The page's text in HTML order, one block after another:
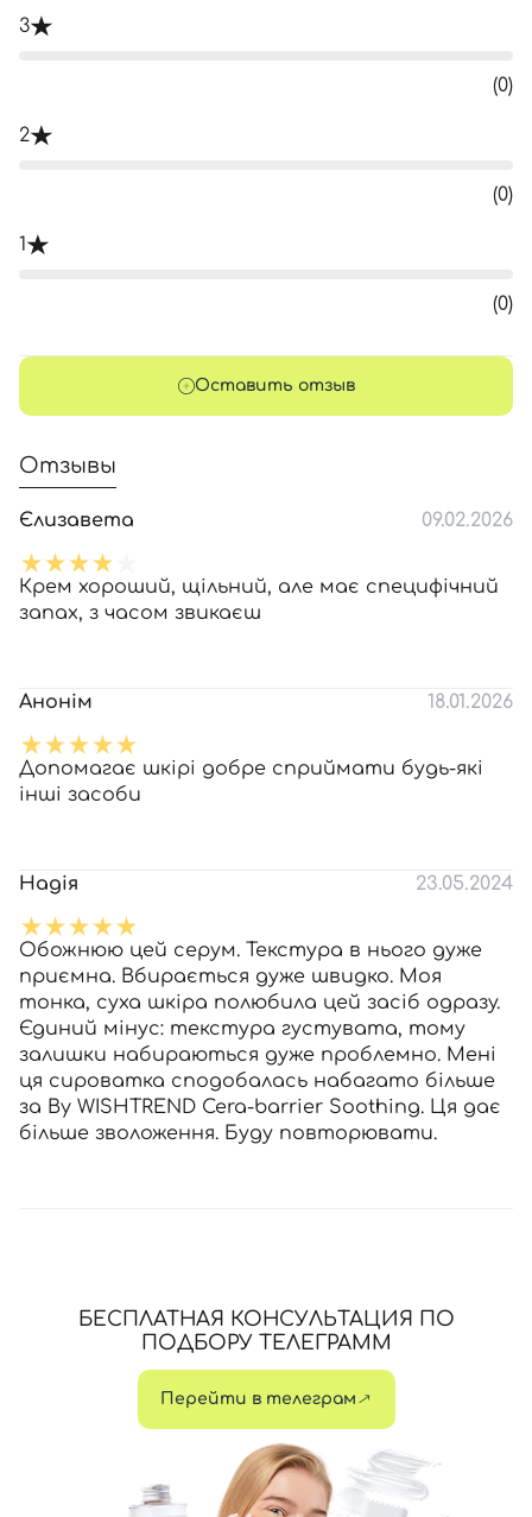
3
(0)
2
(0)
1
(0)
Оставить отзыв
Отзывы
Єлизавета 09.02.2026
Крем хороший, щільний, але має специфічний
запах, з часом звикаєш
Анонім 18.01.2026
Допомагає шкірі добре сприймати будь-які
інші засоби
Надія 23.05.2024
Обожнюю цей серум. Текстура в нього дуже
приємна. Вбирається дуже швидко. Моя
тонка, суха шкіра полюбила цей засіб одразу.
Єдиний мінус: текстура густувата, тому
залишки набираються дуже проблемно. Мені
ця сироватка сподобалась набагато більше
за By WISHTREND Cera-barrier Soothing. Ця дає
більше зволоження. Буду повторювати.
БЕСПЛАТНАЯ КОНСУЛЬТАЦИЯ ПО
ПОДБОРУ ТЕЛЕГРАММ
Перейти в телеграм